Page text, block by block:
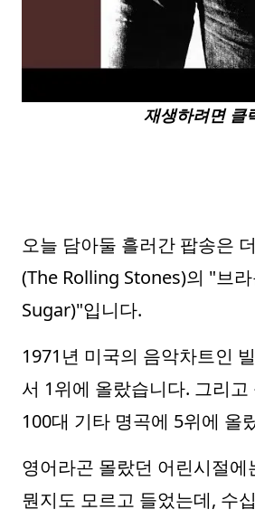
재생하려면 클
오늘 담아둘 흘러간 팝송은
(The Rolling Stones)의 "브
Sugar)"입니다.
1971년 미국의 음악차트인
서 1위에 올랐습니다. 그리고
100대 기타 명곡에 5위에 올
영어라곤 몰랐던 어린시절에
뭔지도 모르고 들었는데, 수